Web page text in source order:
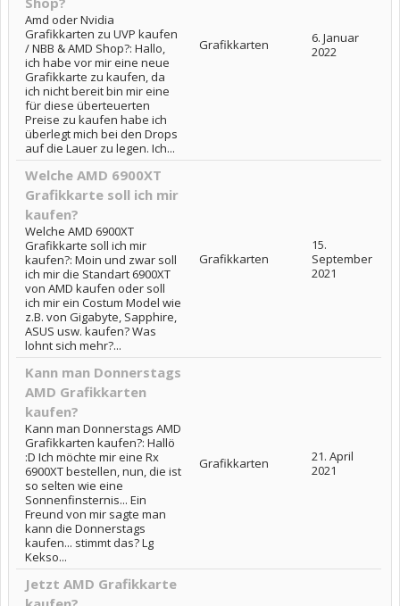
Amd oder Nvidia
Grafikkarten zu UVP kaufen
/ NBB & AMD Shop?: Hallo,
ich habe vor mir eine neue
Grafikkarte zu kaufen, da
ich nicht bereit bin mir eine
für diese überteuerten
Preise zu kaufen habe ich
überlegt mich bei den Drops
auf die Lauer zu legen. Ich...
Grafikkarten
6. Januar
2022
Welche AMD 6900XT
Grafikkarte soll ich mir
kaufen?
Welche AMD 6900XT
Grafikkarte soll ich mir
kaufen?: Moin und zwar soll
ich mir die Standart 6900XT
von AMD kaufen oder soll
ich mir ein Costum Model wie
z.B. von Gigabyte, Sapphire,
ASUS usw. kaufen? Was
lohnt sich mehr?...
Grafikkarten
15.
September
2021
Kann man Donnerstags
AMD Grafikkarten
kaufen?
Kann man Donnerstags AMD
Grafikkarten kaufen?: Hallö
:D Ich möchte mir eine Rx
6900XT bestellen, nun, die ist
so selten wie eine
Sonnenfinsternis... Ein
Freund von mir sagte man
kann die Donnerstags
kaufen... stimmt das? Lg
Kekso...
Grafikkarten
21. April
2021
Jetzt AMD Grafikkarte